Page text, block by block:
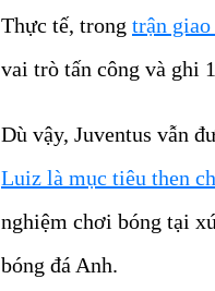
Thực tế, trong trận giao
vai trò tấn công và ghi
Dù vậy, Juventus vẫn
Luiz là mục tiêu then
nghiệm chơi bóng tại
bóng đá Anh.